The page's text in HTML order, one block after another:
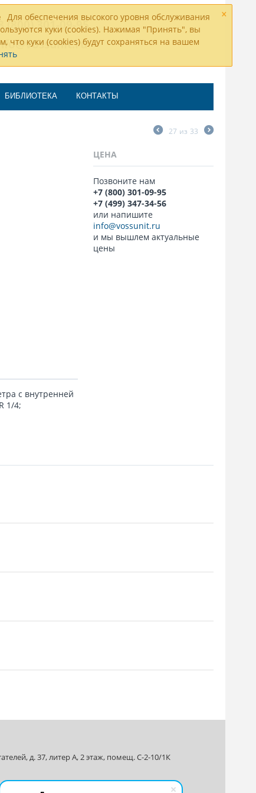
×
Для обеспечения высокого уровня обслуживания
куки (cookies). Нажимая "Принять", вы
что куки (cookies) будут сохраняться на вашем
301-09-95
БИБЛИОТЕКА КОНТАКТЫ
27 из 33
с внутренней
1/4;
ЦЕНА
Позвоните нам
+7 (800) 301-09-95
+7 (499) 347-34-56
или напишите
info@vossunit.ru
и мы вышлем актуальные
цены
д. 37, литер А, 2 этаж, помещ. С-2-10/1К